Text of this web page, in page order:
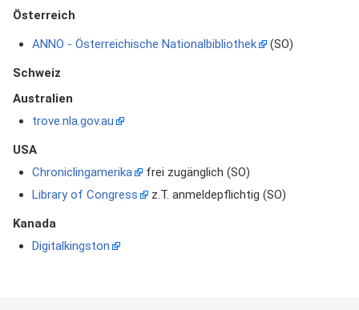
Österreich
ANNO - Österreichische Nationalbibliothek
(SO)
Schweiz
Australien
trove.nla.gov.au
USA
Chroniclingamerika
frei zugänglich (SO)
Library of Congress
z.T. anmeldepflichtig (SO)
Kanada
Digitalkingston